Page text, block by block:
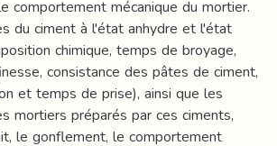
comportement mécanique du mortier.
du ciment à l'état anhydre et l'état
chimique, temps de broyage,
consistance des pâtes de ciment,
et temps de prise), ainsi que les
mortiers préparés par ces ciments,
le gonflement, le comportement